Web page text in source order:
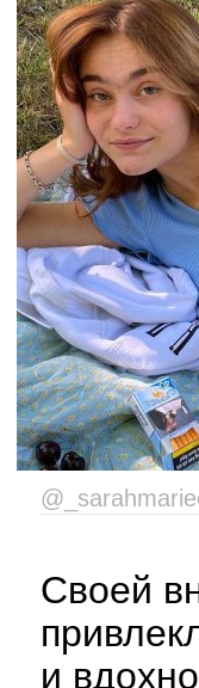
Своей
и